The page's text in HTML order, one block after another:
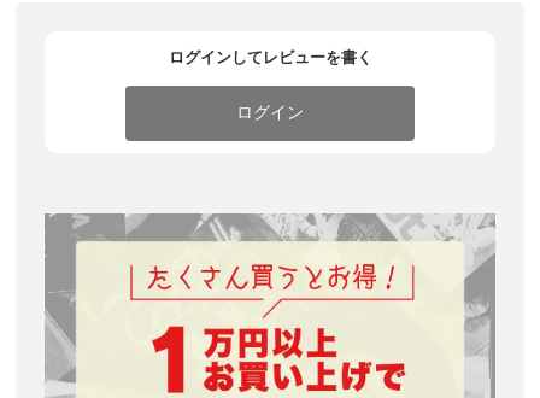
ログインしてレビューを書く
ログイン